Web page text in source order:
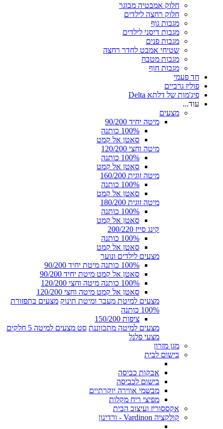
חלוק אמבטיה מבוגר
חלוק רחצה לילדים
מגבות גוף
מגבות דיסני לילדים
מגבות פנים
שטיחי אמבט לחדר רחצה
מגבות מטבח
מגבות חוף
חד פעמי
פוליז גרביים
פיג'מות של דלתא Delta
עוד...
מצעים
מיטה יחיד 90/200
100% כותנה
סאטן אל קמט
מיטה וחצי 120/200
100% כותנה
סאטן אל קמט
מיטה זוגית 160/200
100% כותנה
סאטן אל קמט
מיטה זוגית 180/200
100% כותנה
סאטן אל קמט
קינג סייז 200/220
100% כותנה
סאטן אל קמט
מצעים לילדים ונוער
100% כותנה מיטת יחיד 90/200
סאטן אל קמט מיטת יחיד 90/200
100% כותנה מיטה וחצי 120/200
סאטן אל קמט מיטה וחצי 120/200
מצעים למיטת מעבר ומיטת תינוק מצעים בתפזורת
100% כותנה
ציפות 150/200
מצעים למיטה מתכווננת סט מצעים למיטה 5 חלקים
מצעי פלנל
מגן מזרון
בישום לבית
אבקות כביסה
בישום לכביסה
מבשמי אווירה יוקרתיים
מפיצי ריח מקלות
אקססוריז ועיצוב הבית
קולקציה Vardinon - ורדינון